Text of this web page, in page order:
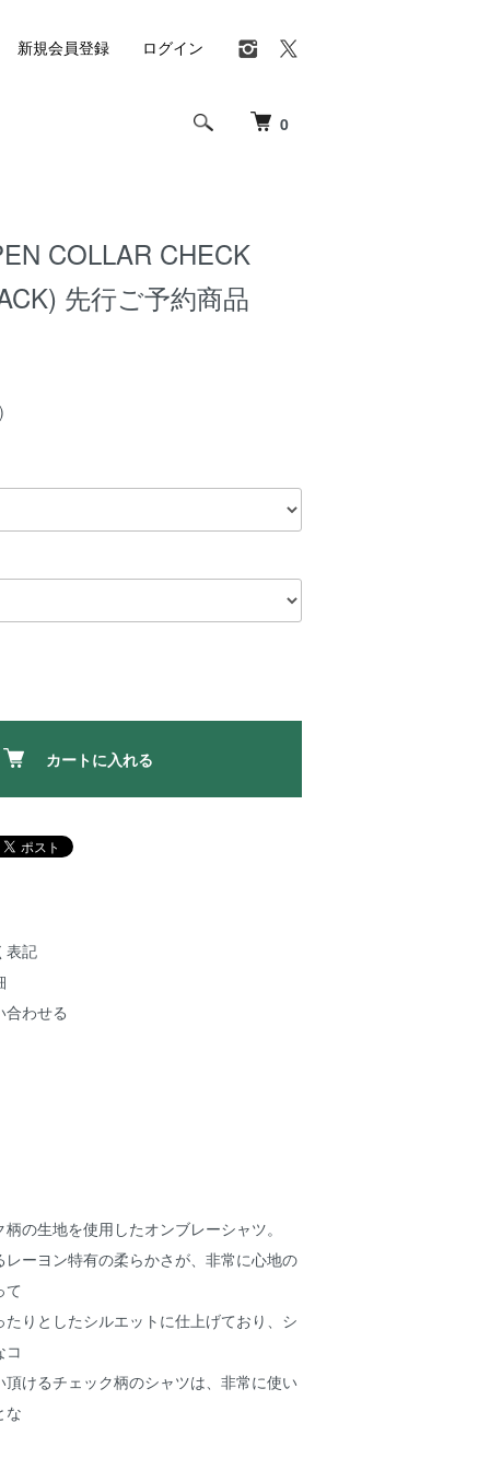
0
新規会員登録 ログイン
COLLAR CHECK
先行ご予約商品
カートに入れる
表記
合わせる
の生地を使用したオンブレーシャツ。
レーヨン特有の柔らかさが、非常に心地の
て
りとしたシルエットに仕上げており、シ
コ
頂けるチェック柄のシャツは、非常に使い
な